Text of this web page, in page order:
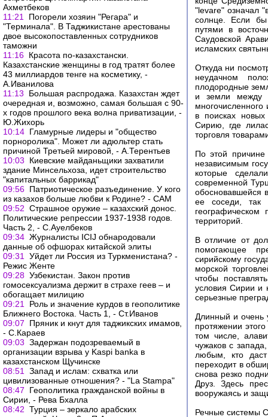
Ахметбеков
11:21
Погорели хозяин "Регара" и
"Терминала". В Таджикистане арестованы
двое высокопоставленных сотрудников
таможни
11:16 Красота по-казахстански.
Казахстанские женщины в год тратят более
43 миллиардов тенге на косметику, -
А.Иванилова
11:13
Большая распродажа. Казахстан ждет
очередная и, возможно, самая большая с 90-
х годов прошлого века волна приватизации, -
Ю.Жихорь
10:14 Гламурные лидеры и "общество
порноролика". Может ли адюльтер стать
причиной Третьей мировой, - А.Терентьев
10:03
Киевские майданьщики захватили
здание Минсельхоза, идет строительство
"капитальных баррикад"
09:56 Патриотическое разъединение. У кого
из казахов больше любви к Родине? - САМ
09:52 Страшное оружие – казахский донос.
Политические репрессии 1937-1938 годов.
Часть 2, - С.Ауелбеков
09:34 Журналисты ICIJ обнародовали
данные об офшорах китайской элиты
09:31
Уйдет ли Россия из Туркменистана? -
Режис Женте
09:28 Узбекистан. Закон против
гомосексуализма держит в страхе геев – и
обогащает милицию
09:21
Роль и значение курдов в геополитике
Ближнего Востока. Часть 1, - Ст.Иванов
09:07
Пряник и кнут для таджикских имамов,
- С.Караев
09:03 Задержан подозреваемый в
организации взрыва у Kaspi bankа в
казахстанском Щучинске
08:51
Запад и ислам: схватка или
цивилизованные отношения? - "La Stampa"
08:47
Геополитика гражданской войны в
Сирии, - Рева Бхалла
08:42 Турция – зеркало арабских
"levare" означал
солнце. Если
путями в
Саудовской
исламских
Откуда ни
неудачном
плодородные
и земли между
в поисках новых
Сирию, где
торговля
По этой
независимым
которые
современной
обосновавшейся
ее соседи, так
географическом
территорий.
В отличие от
помогающее
сирийскому
морской
чтобы
условия Сирии и
серьезные
Длинный и очень
протяжении
том числе,
чужаков с
любым, кто
переходит в
снова резко
Друз. Здесь
вооружаясь и
Речные системы